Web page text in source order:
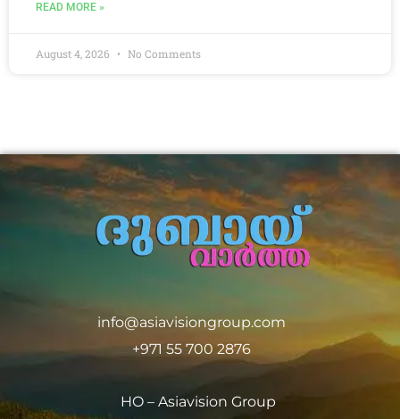
READ MORE »
August 4, 2026 No Comments
info@asiavisiongroup.com
+971 55 700 2876
HO – Asiavision Group